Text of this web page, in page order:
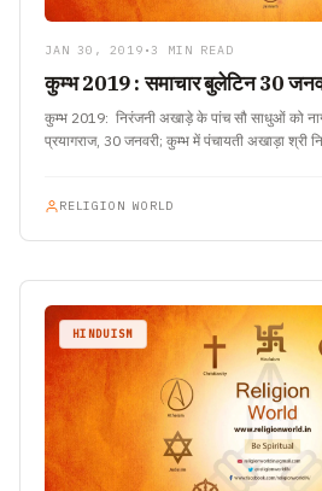
JAN 30, 2019 • 3 MIN READ
कुम्भ 2019 : समाचार बुलेटिन 30
कुम्भ 2019: निरंजनी अखाड़े के पांच सौ साधुओं को
प्रयागराज, 30 जनवरी; कुम्भ में पंचायती अखाड़ा श्री
RELIGION WORLD
HINDUISM